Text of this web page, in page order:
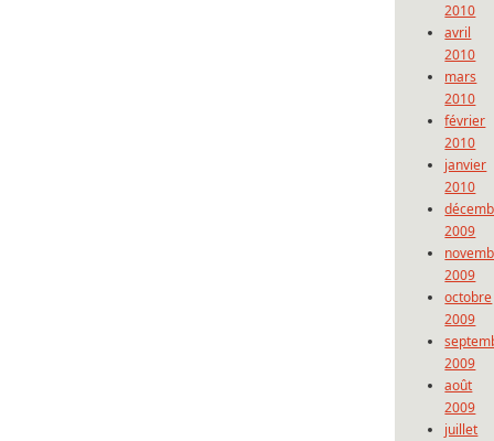
2010
avril
2010
mars
2010
février
2010
janvier
2010
2009
2009
octobre
2009
2009
août
2009
juillet